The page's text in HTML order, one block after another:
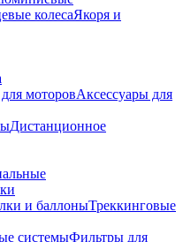
колесаЯкоря и
моторовАксессуары для
Дистанционное
и баллоныТреккинговые
системыФильтры для